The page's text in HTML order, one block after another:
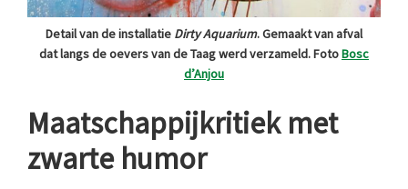
Detail van de installatie Dirty Aquarium. Gemaakt van afval
dat langs de oevers van de Taag werd verzameld. FotoBosc
d’Anjou
Maatschappijkritiek met
zwarte humor